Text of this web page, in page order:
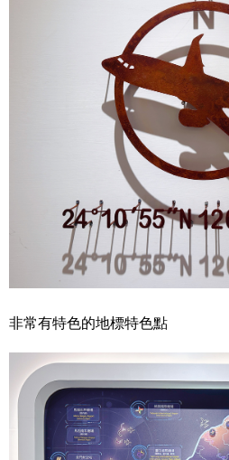
非常有特色的地標特色點